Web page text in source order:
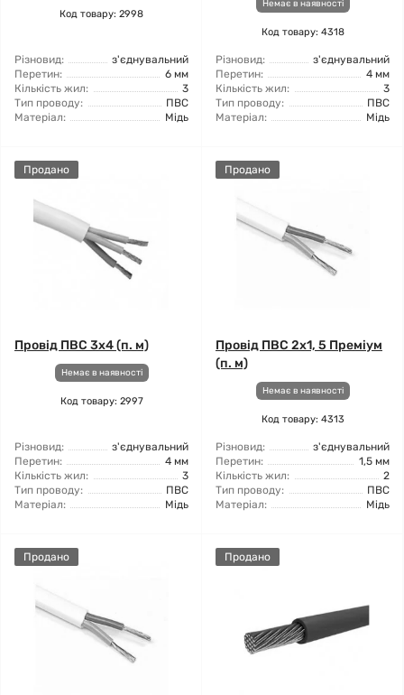
Код товару: 2998
Різновид:
з'єднувальний
Перетин:
6 мм
Кількість жил:
3
Тип проводу:
ПВС
Матеріал:
Мідь
Немає в наявності
Код товару: 4318
Різновид:
з'єднувальний
Перетин:
4 мм
Кількість жил:
3
Тип проводу:
ПВС
Матеріал:
Мідь
Продано
Провід ПВС 3x4 (п. м)
Немає в наявності
Код товару: 2997
Різновид:
з'єднувальний
Перетин:
4 мм
Кількість жил:
3
Тип проводу:
ПВС
Матеріал:
Мідь
Продано
Провід ПВС 2x1, 5 Преміум
(п. м)
Немає в наявності
Код товару: 4313
Різновид:
з'єднувальний
Перетин:
1,5 мм
Кількість жил:
2
Тип проводу:
ПВС
Матеріал:
Мідь
Продано Продано